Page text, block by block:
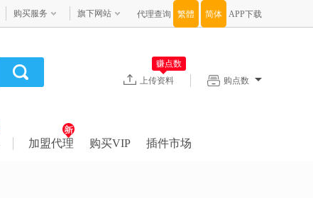
购买服务 旗下网站 代理查询 APP下载
购点数
上传资料
赚点数
加盟代理 购买VIP 插件市场